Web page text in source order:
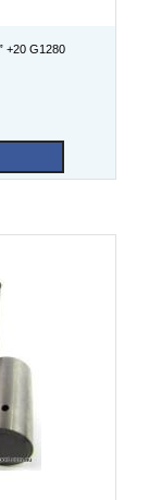
+20 G1280